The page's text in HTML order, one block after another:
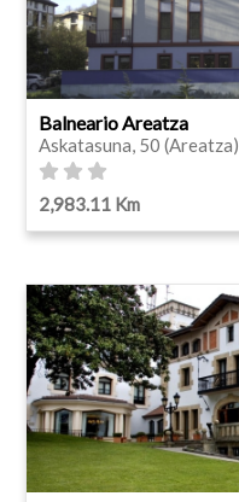
Balneario Areatza
Askatasuna, 50 (Areatza)
2,983.11 Km